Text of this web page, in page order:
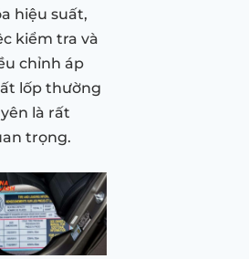
hiệu suất,
kiểm tra và
chỉnh áp
lốp thường
là rất
trọng.